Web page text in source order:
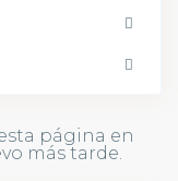
página en
más tarde.